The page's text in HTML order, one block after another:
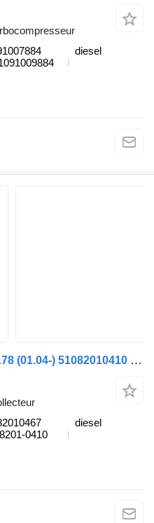
diesel
Collecteur MAN Lions City A78 (01.04-) 51082010410 pour MAN Lion's bus (1991-)
0410
diesel